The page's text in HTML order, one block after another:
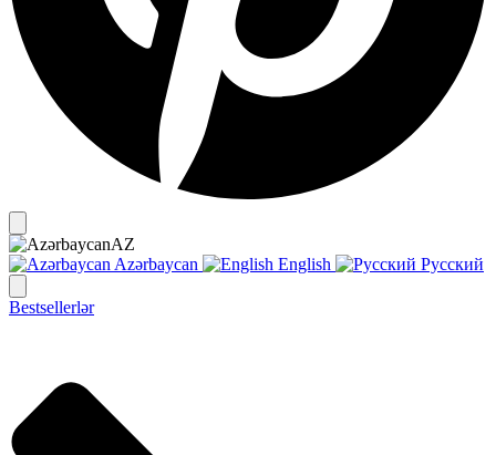
AZ
Azərbaycan
English Русский
Bestsellerlər